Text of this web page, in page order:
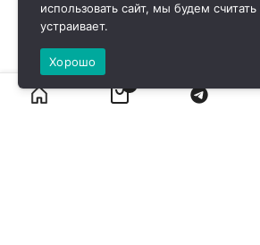
использовать сайт, мы будем считать
устраивает.
Хорошо